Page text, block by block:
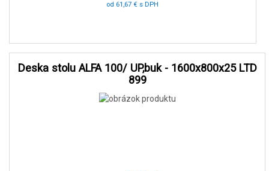
od 61,67 € s DPH
Deska stolu ALFA 100/ UP,buk - 1600x800x25 LTD
899